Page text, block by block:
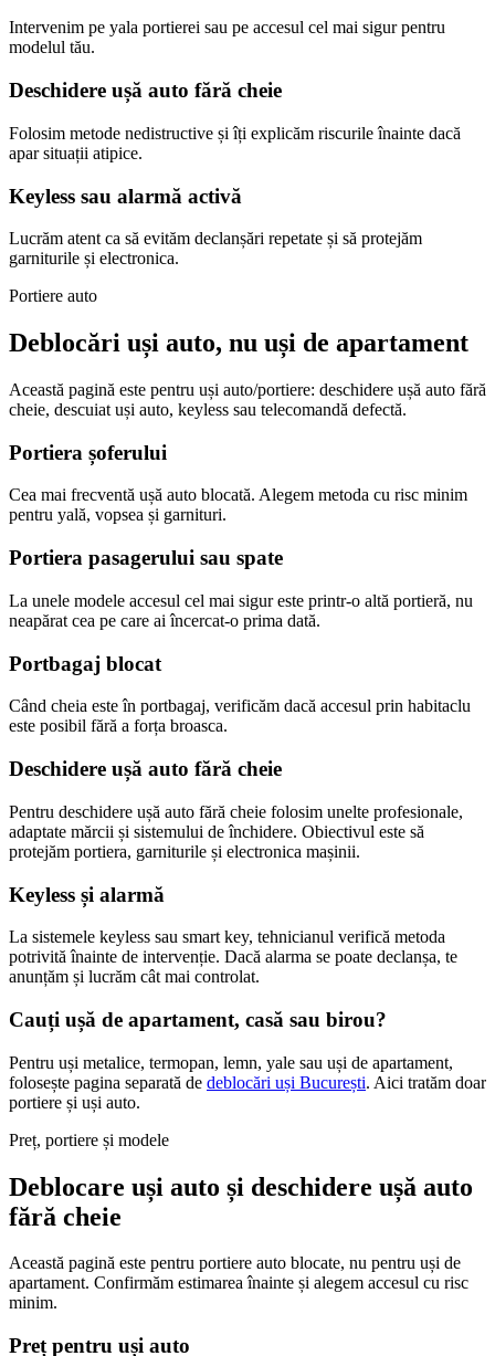
Intervenim pe yala portierei sau pe accesul cel mai sigur pentru
modelul tău.
Deschidere ușă auto fără cheie
Folosim metode nedistructive și îți explicăm riscurile înainte dacă
apar situații atipice.
Keyless sau alarmă activă
Lucrăm atent ca să evităm declanșări repetate și să protejăm
garniturile și electronica.
Portiere auto
Deblocări uși auto, nu uși de apartament
Această pagină este pentru uși auto/portiere: deschidere ușă auto fără
cheie, descuiat uși auto, keyless sau telecomandă defectă.
Portiera șoferului
Cea mai frecventă ușă auto blocată. Alegem metoda cu risc minim
pentru yală, vopsea și garnituri.
Portiera pasagerului sau spate
La unele modele accesul cel mai sigur este printr-o altă portieră, nu
neapărat cea pe care ai încercat-o prima dată.
Portbagaj blocat
Când cheia este în portbagaj, verificăm dacă accesul prin habitaclu
este posibil fără a forța broasca.
Deschidere ușă auto fără cheie
Pentru deschidere ușă auto fără cheie folosim unelte profesionale,
adaptate mărcii și sistemului de închidere. Obiectivul este să
protejăm portiera, garniturile și electronica mașinii.
Keyless și alarmă
La sistemele keyless sau smart key, tehnicianul verifică metoda
potrivită înainte de intervenție. Dacă alarma se poate declanșa, te
anunțăm și lucrăm cât mai controlat.
Cauți ușă de apartament, casă sau birou?
Pentru uși metalice, termopan, lemn, yale sau uși de apartament,
folosește pagina separată de deblocări uși București. Aici tratăm doar
portiere și uși auto.
Preț, portiere și modele
Deblocare uși auto și deschidere ușă auto
fără cheie
Această pagină este pentru portiere auto blocate, nu pentru uși de
apartament. Confirmăm estimarea înainte și alegem accesul cu risc
minim.
Preț pentru uși auto